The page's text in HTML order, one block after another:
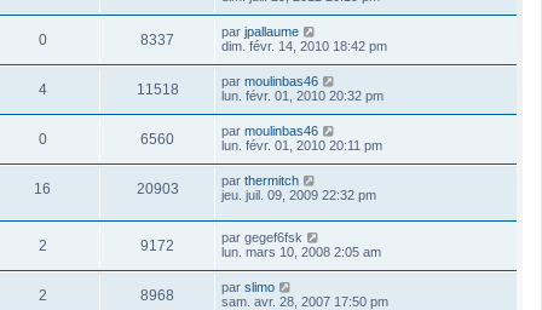
0 8337 par jpallaume
dim. févr. 14, 2010 18:42 pm
4 11518 par moulinbas46
lun. févr. 01, 2010 20:32 pm
0 6560 par moulinbas46
lun. févr. 01, 2010 20:11 pm
16 20903 par thermitch
jeu. juil. 09, 2009 22:32 pm
2 9172 par gegef6fsk
lun. mars 10, 2008 2:05 am
2 8968 par slimo
sam. avr. 28, 2007 17:50 pm